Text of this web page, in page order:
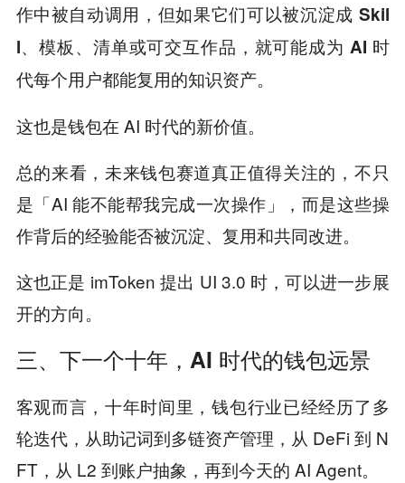
作中被自动调用，但如果它们可以被沉淀成 Skil
l、模板、清单或可交互作品，就可能成为 AI 时
代每个用户都能复用的知识资产。
这也是钱包在 AI 时代的新价值。
总的来看，未来钱包赛道真正值得关注的，不只
是「AI 能不能帮我完成一次操作」，而是这些操
作背后的经验能否被沉淀、复用和共同改进。
这也正是 imToken 提出 UI 3.0 时，可以进一步展
开的方向。
三、下一个十年，AI 时代的钱包远景
客观而言，十年时间里，钱包行业已经经历了多
轮迭代，从助记词到多链资产管理，从 DeFi 到 N
FT，从 L2 到账户抽象，再到今天的 AI Agent。